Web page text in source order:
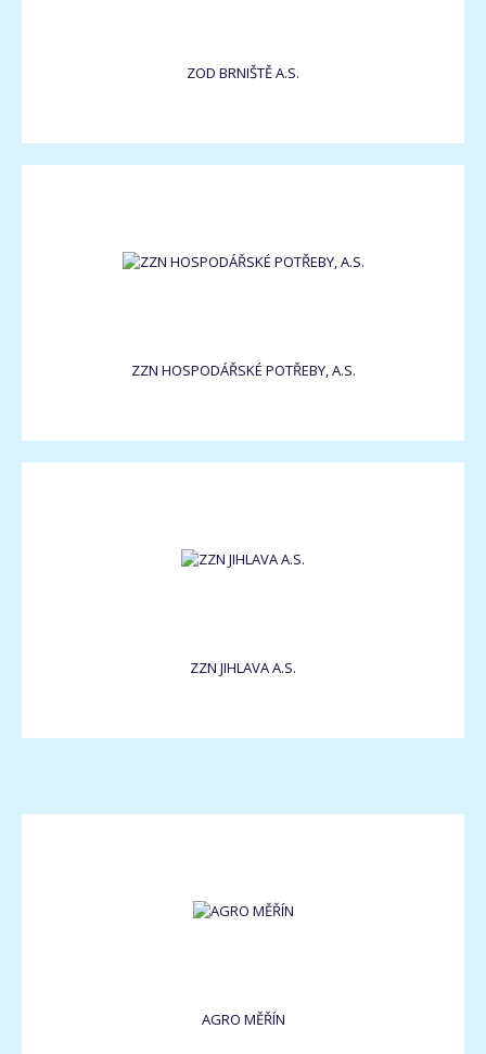
ZOD BRNIŠTĚ A.S.
ZZN HOSPODÁŘSKÉ POTŘEBY, A.S.
ZZN JIHLAVA A.S.
AGRO MĚŘÍN